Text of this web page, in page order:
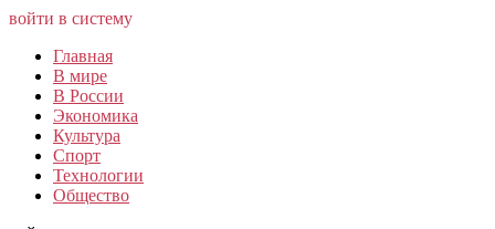
войти в систему
Главная
В мире
В России
Экономика
Культура
Спорт
Технологии
Общество